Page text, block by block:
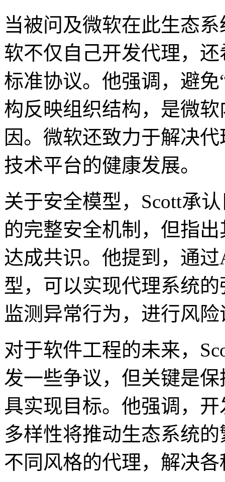
当被问及微软在此生态
软不仅自己开发代理，
标准协议。他强调，避
构反映组织结构，是微
因。微软还致力于解决
技术平台的健康发展。
关于安全模型，Scott承
的完整安全机制，但指
达成共识。他提到，通
型，可以实现代理系统
监测异常行为，进行风
对于软件工程的未来，
发一些争议，但关键是
具实现目标。他强调，
多样性将推动生态系统
不同风格的代理，解决